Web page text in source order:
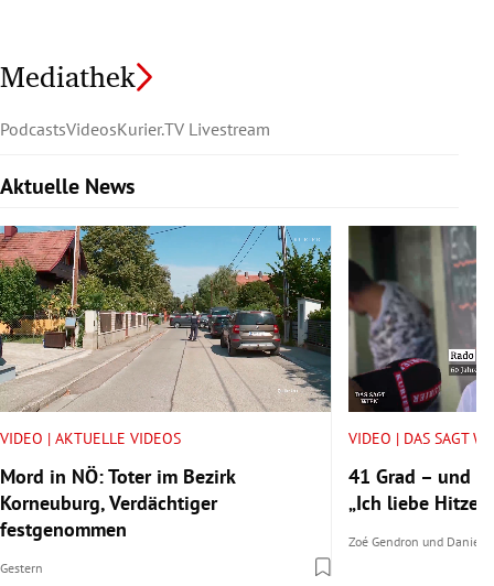
Mediathek
PodcastsVideosKurier.TV Livestream
Aktuelle News
Slide 1 von 6
VIDEO | AKTUELLE VIDEOS
Mord in NÖ: Toter im Bezirk
Korneuburg, Verdächtiger
festgenommen
Gestern
VIDEO | DAS SAGT
41 Grad – und
„Ich liebe Hitze.“
Zoé Gendron und Daniel